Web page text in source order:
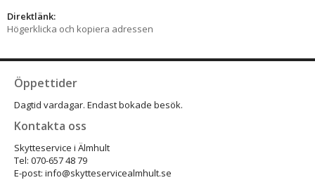
Direktlänk:
Högerklicka och kopiera adressen
Öppettider
Dagtid vardagar. Endast bokade besök.
Kontakta oss
Skytteservice i Älmhult
Tel: 070-657 48 79
E-post: info@skytteservicealmhult.se